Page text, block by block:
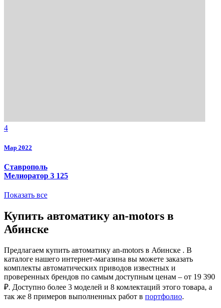
4
Мар 2022
Ставрополь
Мелиоратор 3 125
Показать все
Купить автоматику an-motors в
Абинске
Предлагаем купить автоматику an-motors в Абинске . В
каталоге нашего интернет-магазина вы можете заказать
комплекты автоматических приводов известных и
проверенных брендов по самым доступным ценам – от 19 390
₽. Доступно более 3 моделей и 8 комлектаций этого товара, а
так же 8 примеров выполненных работ в портфолио.